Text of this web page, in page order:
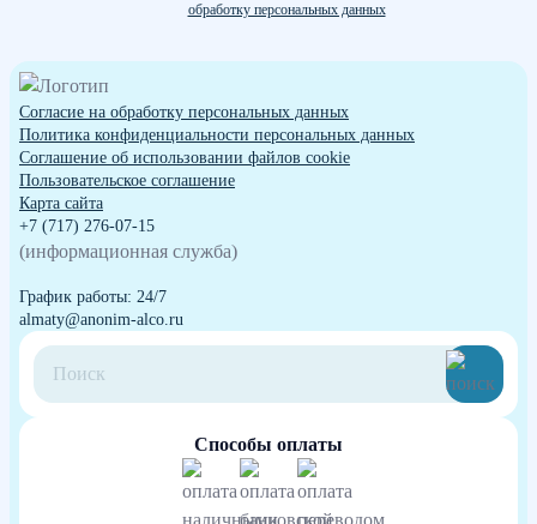
обработку персональных данных
Согласие на обработку персональных данных
Политика конфиденциальности персональных данных
Cоглашение об использовании файлов cookie
Пользовательское соглашение
Карта сайта
+7 (717) 276-07-15
(информационная служба)
График работы: 24/7
almaty@anonim-alco.ru
Способы оплаты